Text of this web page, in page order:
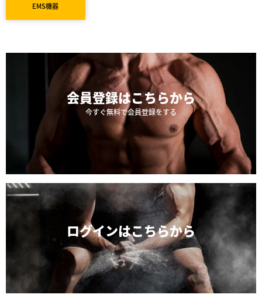
EMS機器
会員登録はこちらから
今すぐ無料で会員登録をする
ログインはこちらから